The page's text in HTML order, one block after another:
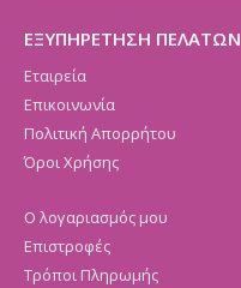
ΕΞΥΠΗΡΕΤΗΣΗ ΠΕΛΑΤΩΝ
Εταιρεία
Επικοινωνία
Πολιτική Απορρήτου
Όροι Χρήσης
Ο λογαριασμός μου
Επιστροφές
Τρόποι Πληρωμής